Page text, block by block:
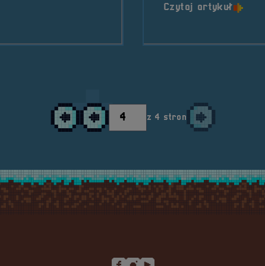
RetroSfera na E-Ryba Game Fest &#8211;
Czytaj artykuło
z 4 stron